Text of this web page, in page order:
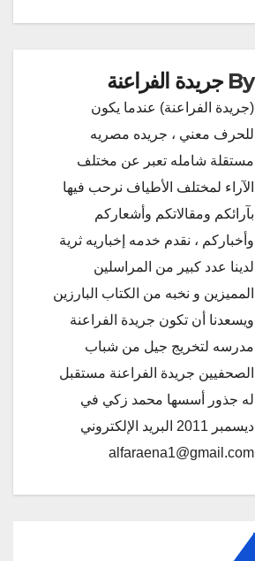
By جريدة الفراعنة
(جريدة الفراعنة) عندما يكون
للحرف معني ، جريده مصريه
مستقلة شامله تعبر عن مختلف
الآراء لمختلف الأطياف نرحب فيها
بآرائكم ومقالاتكم وأشعاركم
وأخباركم ، نقدم خدمه إخباريه ثرية
لدينا عدد كبير من المراسلين
المميزين و نخبه من الكتاب البارزين
ويسعدنا أن تكون جريدة الفراعنة
مدرسه لتخريج جيل من شباب
الصحفيين جريدة الفراعنة مستقبل
له جذور أسسها محمد زكي في
ديسمبر 2011 البريد الإلكتروني
alfaraena1@gmail.com